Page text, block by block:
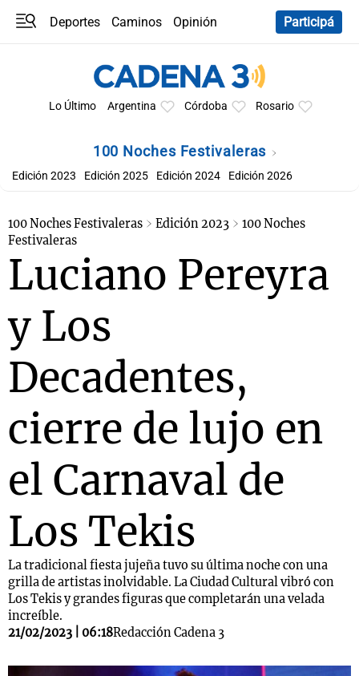
Deportes Caminos
Opinión
Participá
Lo Último Argentina Córdoba Rosario
100 Noches Festivaleras
Edición 2023 Edición 2025 Edición 2024 Edición 2026
100 Noches Festivaleras Edición 2023
100 Noches
Festivaleras
Luciano Pereyra
y Los
Decadentes,
cierre de lujo en
el Carnaval de
Los Tekis
La tradicional fiesta jujeña tuvo su última noche con una
grilla de artistas inolvidable. La Ciudad Cultural vibró con
Los Tekis y grandes figuras que completarán una velada
increíble.
21/02/2023 | 06:18Redacción Cadena 3